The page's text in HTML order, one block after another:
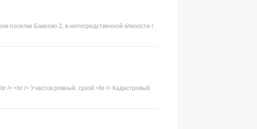
Бакеево 2, в непосредственной близости г.
/> <br /> Участок ровный, сухой.<br /> Кадастровый